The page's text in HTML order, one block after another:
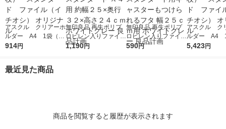
アスクル クリアーホ
ルダー A4 1袋（10
0枚） スタンダー
914円
無印良品 再生ポリプ
ロピレン入りファイル
ボックススタンダード
1,190円
無印良品 再生ポリプ
ロピレン入りファイル
ボックススタンダード
590円
アスクル ク
ルダー A4
0枚） スタ
5,423円
最近見た商品
商品を閲覧すると履歴が表示されます